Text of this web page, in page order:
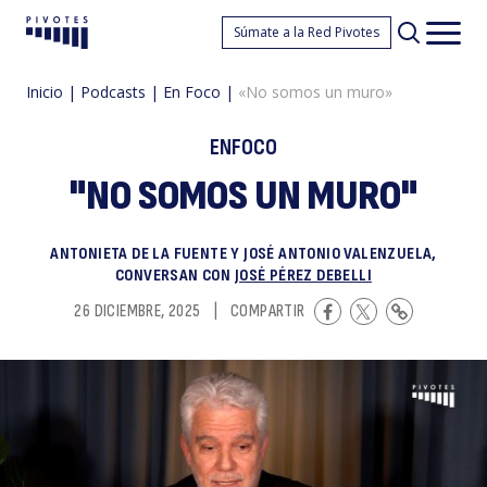
Pivotes Súmate a la Red Pivotes
Inicio | Podcasts | En Foco | «No somos un muro»
ENFOCO
"NO SOMOS UN MURO"
ANTONIETA DE LA FUENTE Y JOSÉ ANTONIO VALENZUELA,
CONVERSAN CON JOSÉ PÉREZ DEBELLI
26 DICIEMBRE, 2025
COMPARTIR